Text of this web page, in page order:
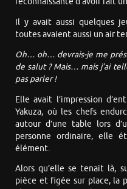
Il y avait aussi quelques
toutes avaient aussi un air
Oh… oh… devrais-je me
de salut ? Mais… mais j’ai
pas parler !
Elle avait l’impression
Yakuza, où les chefs
autour d’une table lors
personne ordinaire, elle
élément.
Alors qu’elle se tenait là,
pièce et figée sur place, la